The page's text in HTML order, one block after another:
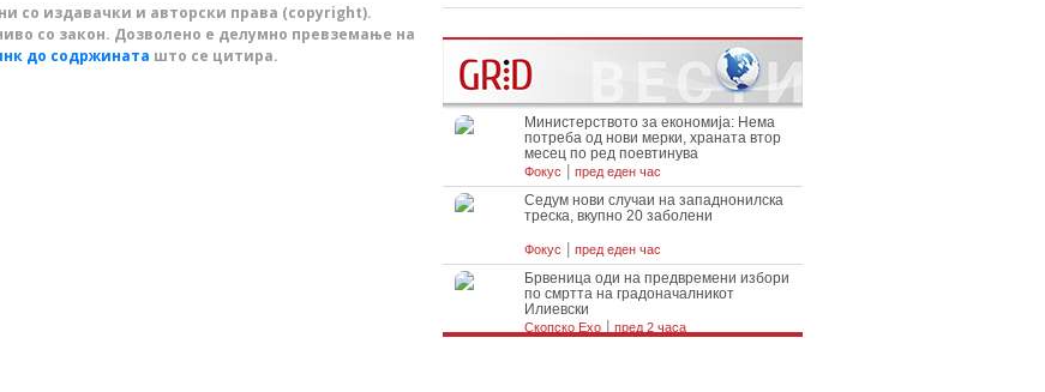
со издавачки и авторски права (copyright).
со закон. Дозволено е делумно превземање на
до содржината што се цитира.